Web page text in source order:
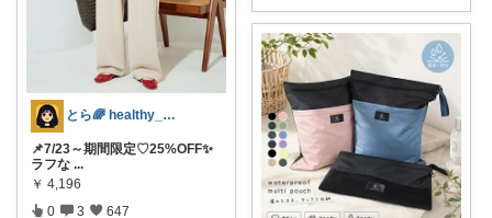
とら🌈 healthy_simple
📌7/23～期間限定♡25%OFF✨
ラフな ...
￥ 4,196
0 3 647